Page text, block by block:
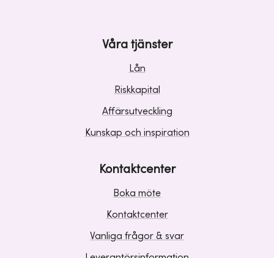
Våra tjänster
Lån
Riskkapital
Affärsutveckling
Kunskap och inspiration
Kontaktcenter
Boka möte
Kontaktcenter
Vanliga frågor & svar